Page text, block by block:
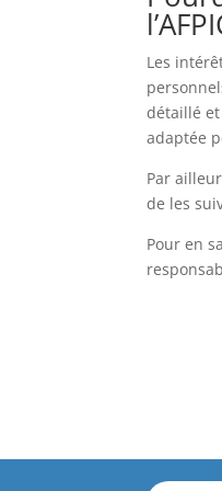
Les
détaillé
adaptée
Par
de les
Pour en